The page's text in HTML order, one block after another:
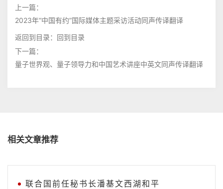
上一篇：
2023年“中国有约”国际媒体主题采访活动同声传译翻译
返回到目录： 回到目录
下一篇：
量子世界观、量子领导力和中国艺术讲座中英文同声传译翻译
相关文章推荐
联合国前任秘书长潘基文西湖和平